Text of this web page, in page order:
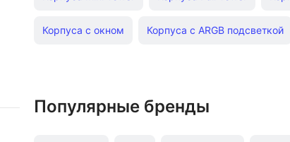
Корпуса с окном Корпуса с ARGB подсветкой
Популярные бренды